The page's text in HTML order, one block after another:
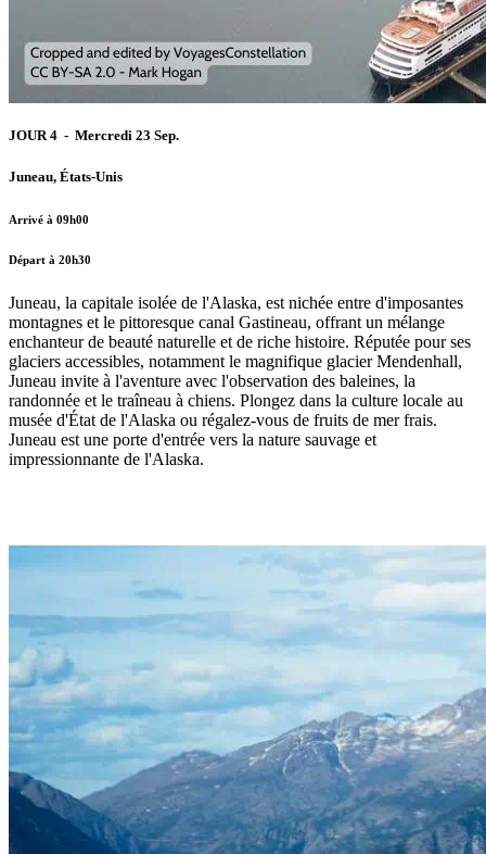
JOUR 4 - Mercredi 23 Sep.
Juneau, États-Unis
Arrivé à 09h00
Départ à 20h30
Juneau, la capitale isolée de l'Alaska, est nichée entre d'imposantes
montagnes et le pittoresque canal Gastineau, offrant un mélange
enchanteur de beauté naturelle et de riche histoire. Réputée pour ses
glaciers accessibles, notamment le magnifique glacier Mendenhall,
Juneau invite à l'aventure avec l'observation des baleines, la
randonnée et le traîneau à chiens. Plongez dans la culture locale au
musée d'État de l'Alaska ou régalez-vous de fruits de mer frais.
Juneau est une porte d'entrée vers la nature sauvage et
impressionnante de l'Alaska.